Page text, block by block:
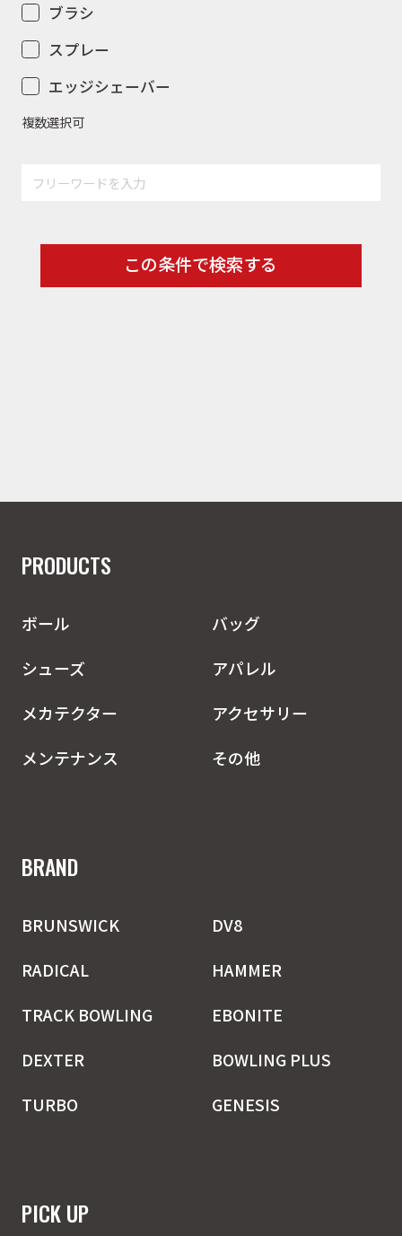
ブラシ
スプレー
エッジシェーバー
複数選択可
この条件で検索する
PRODUCTS
ボール
バッグ
シューズ
アパレル
メカテクター
アクセサリー
メンテナンス
その他
BRAND
BRUNSWICK
DV8
RADICAL
HAMMER
TRACK BOWLING
EBONITE
DEXTER
BOWLING PLUS
TURBO
GENESIS
PICK UP